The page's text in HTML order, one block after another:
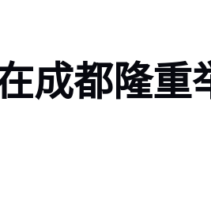
成都隆重